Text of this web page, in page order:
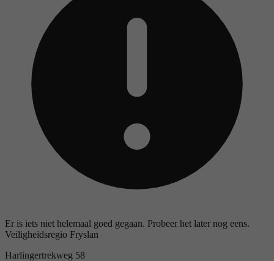
Er is iets niet helemaal goed gegaan. Probeer het later nog eens.
Veiligheidsregio Fryslan
Harlingertrekweg 58